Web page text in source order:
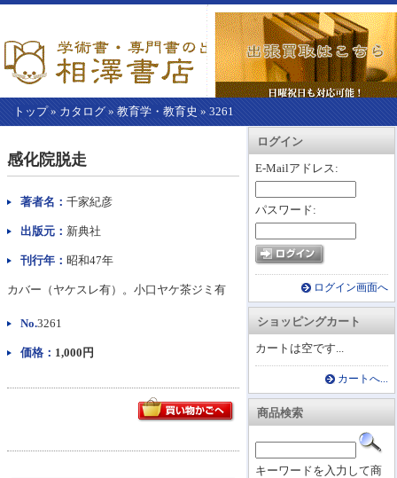
トップ» カタログ » 教育学・教育史 » 3261
カートを見る
ログイン
E-Mailアドレス:
パスワード:
ログイン画面へ
ショッピングカート
カートは空です...
カートへ...
商品検索
キーワードを入力して商
こ
か
本
感化院脱走
著者名： 千家紀彦
出版元： 新典社
刊行年： 昭和47年
カバー（ヤケスレ有）。小口ヤケ茶ジミ有
No.3261
価格： 1,000円